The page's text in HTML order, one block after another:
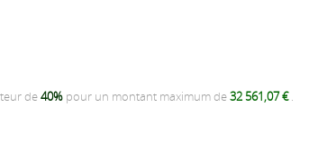
de40% pour un montant maximum de32 561,07 €.